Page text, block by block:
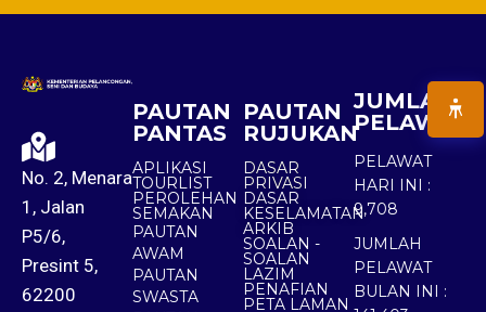
No. 2, Menara
1, Jalan
P5/6,
Presint 5,
62200
PAUTAN
PANTAS
APLIKASI
TOURLIST
PEROLEHAN
SEMAKAN
PAUTAN
AWAM
PAUTAN
SWASTA
PAUTAN
RUJUKAN
DASAR
PRIVASI
DASAR
KESELAMATAN
ARKIB
SOALAN -
SOALAN
LAZIM
PENAFIAN
PETA LAMAN
JUMLAH
PELAWAT
PELAWAT
HARI INI :
9,708
JUMLAH
PELAWAT
BULAN INI :